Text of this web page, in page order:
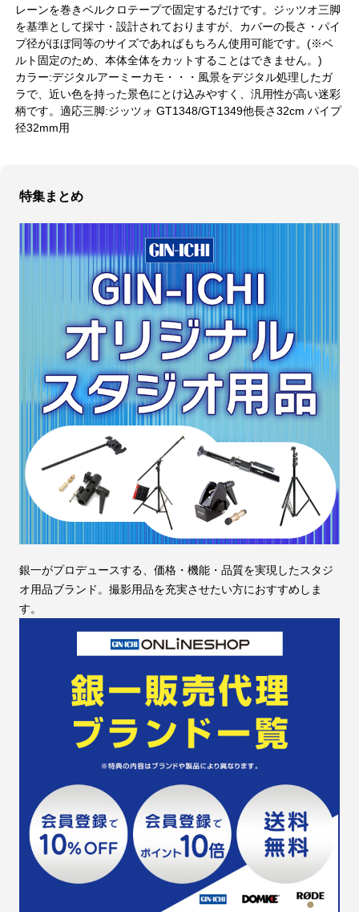
レーンを巻きベルクロテープで固定するだけです。ジッツオ三脚
を基準として採寸・設計されておりますが、カバーの長さ・パイ
プ径がほぼ同等のサイズであればもちろん使用可能です。(※ベ
ルト固定のため、本体全体をカットすることはできません。)
カラー:デジタルアーミーカモ・・・風景をデジタル処理したガ
ラで、近い色を持った景色にとけ込みやすく、汎用性が高い迷彩
柄です。適応三脚:ジッツォ GT1348/GT1349他長さ32cm パイプ
径32mm用
特集まとめ
銀一がプロデュースする、価格・機能・品質を実現したスタジ
オ用品ブランド。撮影用品を充実させたい方におすすめしま
す。